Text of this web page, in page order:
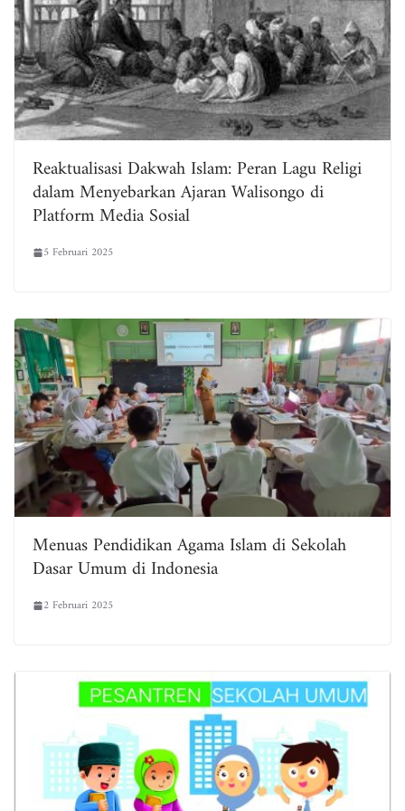
Reaktualisasi Dakwah Islam: Peran Lagu Religi
dalam Menyebarkan Ajaran Walisongo di
Platform Media Sosial
5 Februari 2025
Menuas Pendidikan Agama Islam di Sekolah
Dasar Umum di Indonesia
2 Februari 2025